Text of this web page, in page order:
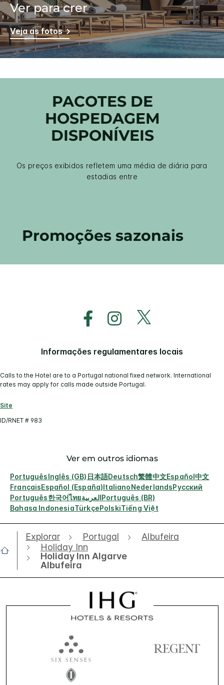
Ver para crer
Veja as fotos
PACOTES DE
HOSPEDAGEM
DISPONÍVEIS
Os preços exibidos refletem uma média de diária para
estadias entre
Promoções sazonais
Informações regulamentares locais
Calls to the Hotel are to a Portugal national fixed network. International
rates may apply for calls made outside Portugal.
Site
ID/RNET # 983
Ver em outros idiomas
PortuguêsInglês (GB) 日本語Deutsch繁體中文Español中文
FrançaisEspañol (España)ItalianoNederlandsРусский
Português한국어ไทยالعربيةPortuguês (BR)
Bahasa IndonesiaTürkçePolskiTiếng Việt
Explorar Portugal
Albufeira
Holiday Inn
Holiday Inn Algarve
Albufeira